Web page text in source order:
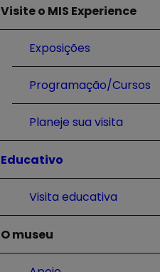
Visite o MIS Experience
Exposições
Programação/Cursos
Planeje sua visita
Educativo
Visita educativa
O museu